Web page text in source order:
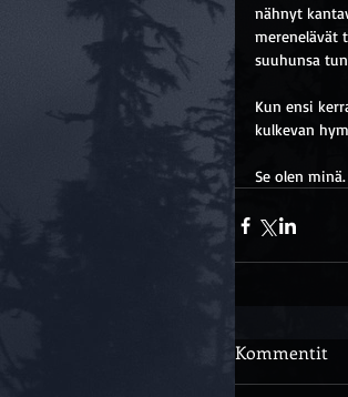
nähnyt
merenelävät
suuhunsa
Kun ensi
kulkevan
Se olen minä.
Kommentit